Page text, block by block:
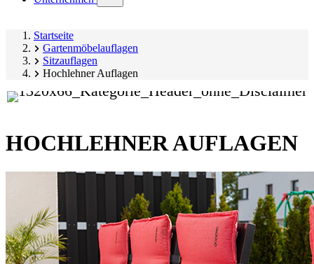
submenu)
Startseite
Gartenmöbelauflagen
Sitzauflagen
Hochlehner Auflagen
HOCHLEHNER AUFLAGEN